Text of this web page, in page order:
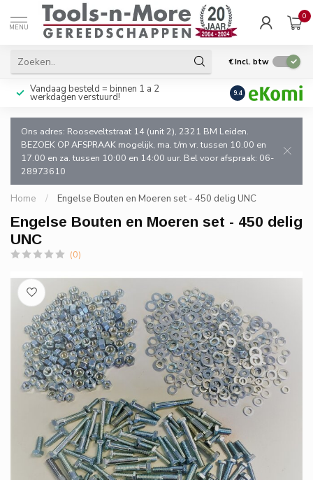
MENU
0
€Incl. btw
Vandaag besteld = binnen 1 a 2
werkdagen verstuurd!
Uitsluitend goede
en de vakman!
9.4
Ons adres: Rooseveltstraat 14 (unit 2), 2321 BM Leiden.
BEZOEK OP AFSPRAAK mogelijk, ma. t/m vr. tussen 10.00 en
17.00 en za. tussen 10:00 en 14:00 uur. Bel voor afspraak: 06-
28973610
Home / Engelse Bouten en Moeren set - 450 delig UNC
Engelse Bouten en Moeren set - 450 delig
UNC
(0)